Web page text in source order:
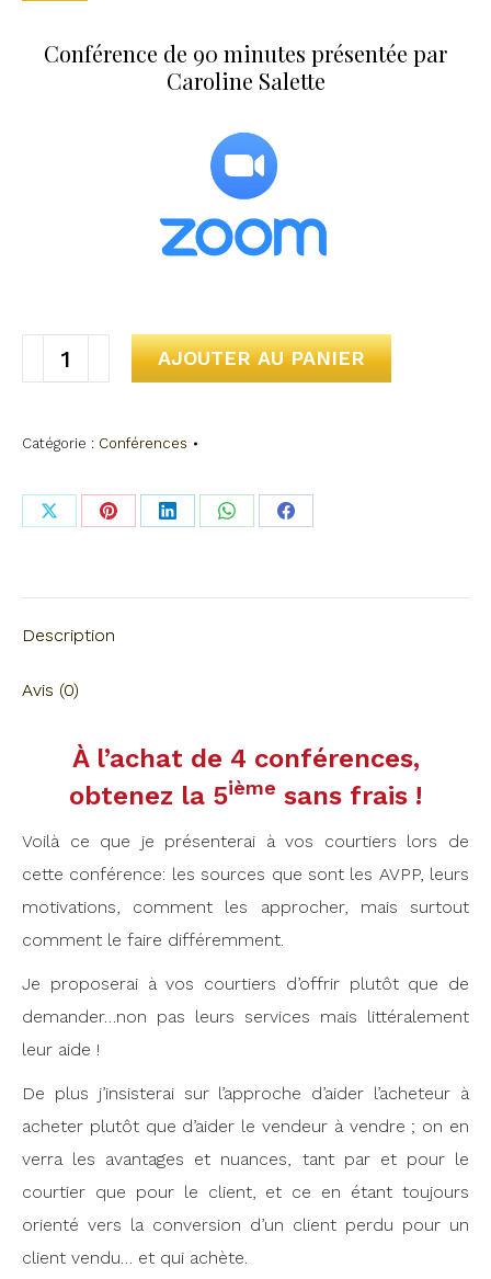
Conférence de 90 minutes présentée par
Caroline Salette
quantité
de
n’aime
tout
AJOUTER AU PANIER
Catégorie : Conférences
Share
Share
Share
Share
Share
Description
Avis (0)
À l’achat de 4 conférences,
obtenez la 5ième sans frais !
Voilà ce que je présenterai à vos courtiers lors de
cette conférence: les sources que sont les AVPP, leurs
motivations, comment les approcher, mais surtout
comment le faire différemment.
Je proposerai à vos courtiers d’offrir plutôt que de
demander…non pas leurs services mais littéralement
leur aide !
De plus j’insisterai sur l’approche d’aider l’acheteur à
acheter plutôt que d’aider le vendeur à vendre ; on en
verra les avantages et nuances, tant par et pour le
courtier que pour le client, et ce en étant toujours
orienté vers la conversion d’un client perdu pour un
client vendu… et qui achète.